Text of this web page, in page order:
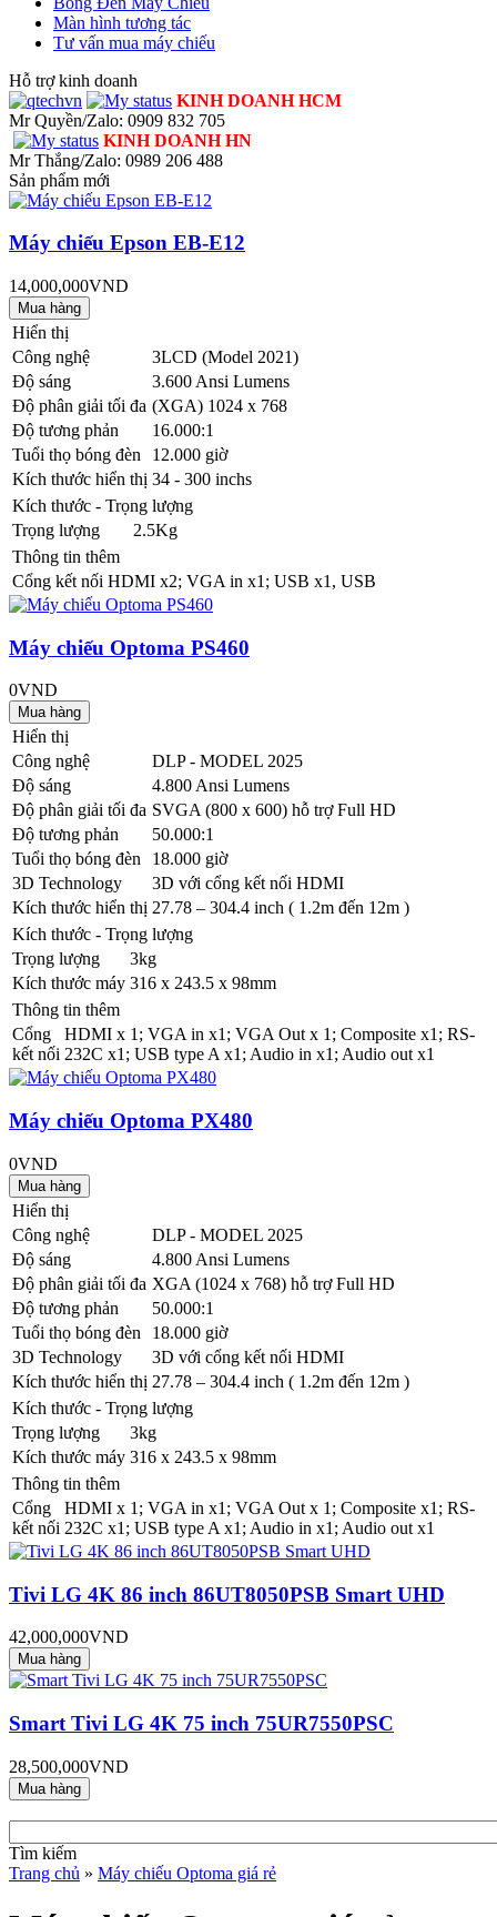
Màn hình tương tác
Tư vấn mua máy chiếu
Hỗ trợ kinh doanh
KINH DOANH HCM
Mr Quyền/Zalo: 0909 832 705
KINH DOANH HN
Mr Thắng/Zalo: 0989 206 488
Sản phẩm mới
Máy chiếu Epson EB-E12
14,000,000VND
Hiển thị
Công nghệ
3LCD (Model 2021)
Độ sáng
3.600 Ansi Lumens
Độ phân giải tối đa (XGA) 1024 x 768
Độ tương phản
16.000:1
Tuổi thọ bóng đèn
12.000 giờ
Kích thước hiển thị 34 - 300 inchs
Kích thước - Trọng lượng
Trọng lượng
2.5Kg
Thông tin thêm
Cổng kết nối HDMI x2; VGA in x1; USB x1, USB
Máy chiếu Optoma PS460
0VND
Hiển thị
Công nghệ
DLP - MODEL 2025
Độ sáng
4.800 Ansi Lumens
Độ phân giải tối đa SVGA (800 x 600) hỗ trợ Full HD
Độ tương phản
50.000:1
Tuổi thọ bóng đèn
18.000 giờ
3D Technology
3D với cổng kết nối HDMI
Kích thước hiển thị 27.78 – 304.4 inch ( 1.2m đến 12m )
Kích thước - Trọng lượng
Trọng lượng
3kg
Kích thước máy 316 x 243.5 x 98mm
Thông tin thêm
Cổng
kết nối
HDMI x 1; VGA in x1; VGA Out x 1; Composite x1; RS-
232C x1; USB type A x1; Audio in x1; Audio out x1
Máy chiếu Optoma PX480
0VND
Hiển thị
Công nghệ
DLP - MODEL 2025
Độ sáng
4.800 Ansi Lumens
Độ phân giải tối đa XGA (1024 x 768) hỗ trợ Full HD
Độ tương phản
50.000:1
Tuổi thọ bóng đèn
18.000 giờ
3D Technology
3D với cổng kết nối HDMI
Kích thước hiển thị 27.78 – 304.4 inch ( 1.2m đến 12m )
Kích thước - Trọng lượng
Trọng lượng
3kg
Kích thước máy 316 x 243.5 x 98mm
Thông tin thêm
Cổng
kết nối
HDMI x 1; VGA in x1; VGA Out x 1; Composite x1; RS-
232C x1; USB type A x1; Audio in x1; Audio out x1
Tivi LG 4K 86 inch 86UT8050PSB Smart UHD
42,000,000VND
Smart Tivi LG 4K 75 inch 75UR7550PSC
28,500,000VND
Tìm kiếm
Trang chủ » Máy chiếu Optoma giá rẻ